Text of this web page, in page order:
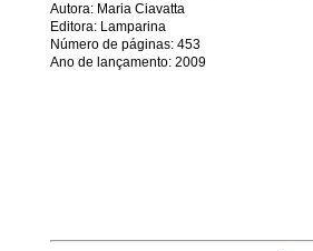
Autora: Maria Ciavatta
Editora: Lamparina
Número de páginas: 453
Ano de lançamento: 2009